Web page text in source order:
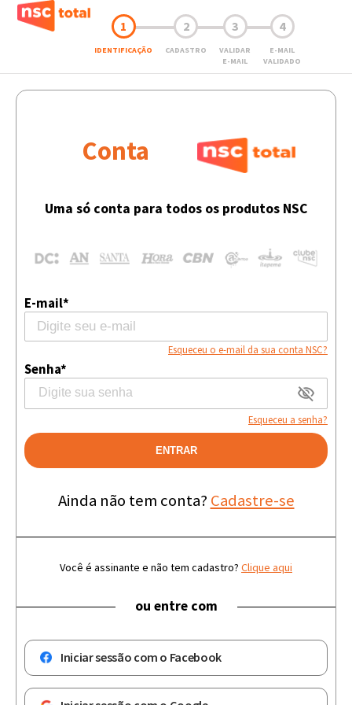
1
IDENTIFICAÇÃO
2
CADASTRO
3
VALIDAR
E-MAIL
4
E-MAIL
VALIDADO
Conta
Uma só conta para todos os produtos NSC
E-mail*
Esqueceu o e-mail da sua conta NSC?
Senha*
Esqueceu a senha?
ENTRAR
Ainda não tem conta? Cadastre-se
Você é assinante e não tem cadastro? Clique aqui
ou entre com
Iniciar sessão com o Facebook